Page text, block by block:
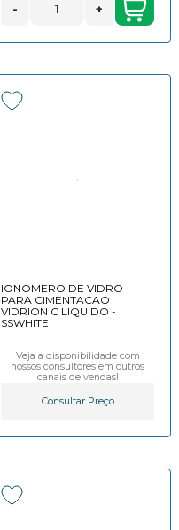
- +
IONOMERO DE VIDRO
PARA CIMENTACAO
VIDRION C LIQUIDO -
SSWHITE
Veja a disponibilidade com
nossos consultores em outros
canais de vendas!
Consultar Preço